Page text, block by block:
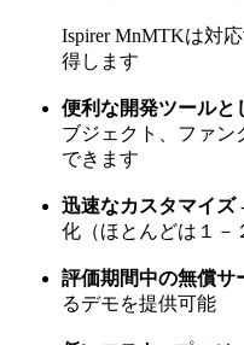
Ispirer MnMTKは対
得します
便利な開発ツールと
ブジェクト、ファン
できます
迅速なカスタマイズ
化（ほとんどは１－
評価期間中の無償サ
るデモを提供可能